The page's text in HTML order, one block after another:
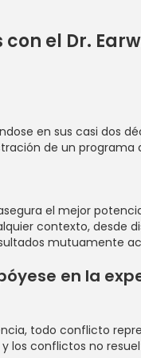
el Dr.
en sus casi
de un
el mejor
contexto, desde
mutuamente
en la
todo conflicto
los conflictos no